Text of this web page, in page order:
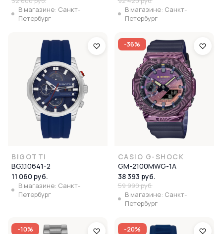
В магазине: Санкт-
Петербург
В магазине: Санкт-
Петербург
BIGOTTI
BG.1.10641-2
11 060 руб.
В магазине: Санкт-
Петербург
-36%
CASIO G-SHOCK
GM-2100MWG-1A
38 393 руб.
59 990 руб.
В магазине: Санкт-
Петербург
-10% -20%